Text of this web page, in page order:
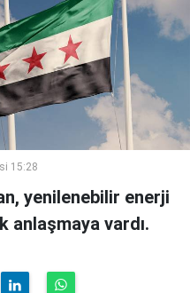
15:28
yenilenebilir enerji
anlaşmaya vardı.